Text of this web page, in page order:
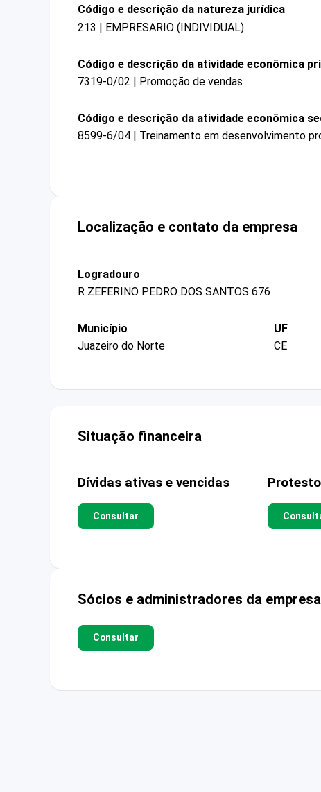
Código e descrição da natureza jurídica
213 | EMPRESARIO (INDIVIDUAL)
Código e descrição da atividade econômica
7319-0/02 | Promoção de vendas
Código e descrição da atividade econômica
8599-6/04 | Treinamento em desenvolvimento
Localização e contato da empresa
Logradouro
R ZEFERINO PEDRO DOS SANTOS 676
Município
Juazeiro do Norte
UF
CE
Situação financeira
Dívidas ativas e vencidas
Consultar
Sócios e administradores da empresa
Consultar